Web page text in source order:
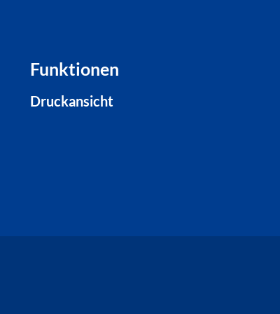
Funktionen
Druckansicht